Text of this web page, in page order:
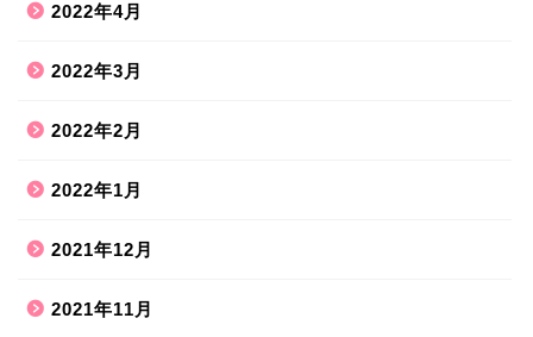
2022年4月
2022年3月
2022年2月
2022年1月
2021年12月
2021年11月